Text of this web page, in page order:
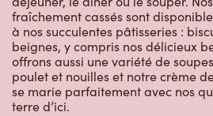
fraîchement cassés sont
à nos succulentes pâtisseries :
beignes, y compris nos délicieux
offrons aussi une variété de
poulet et nouilles et notre crème
se marie parfaitement avec nos
terre d’ici.